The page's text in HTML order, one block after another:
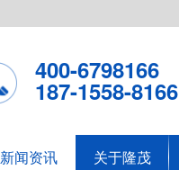
400-6798166
187-1558-8166
新闻资讯 关于隆茂